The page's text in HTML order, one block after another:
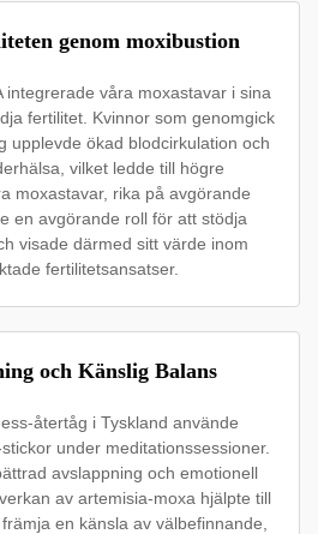
genom moxibustion
integrerade våra moxastavar i sina
fertilitet. Kvinnor som genomgick
upplevde ökad blodcirkulation och
vilket ledde till högre
moxastavar, rika på avgörande
en avgörande roll för att stödja
visade därmed sitt värde inom
fertilitetsansatser.
och Känslig Balans
återtåg i Tyskland använde
under meditationssessioner.
avslappning och emotionell
av artemisia-moxa hjälpte till
en känsla av välbefinnande,